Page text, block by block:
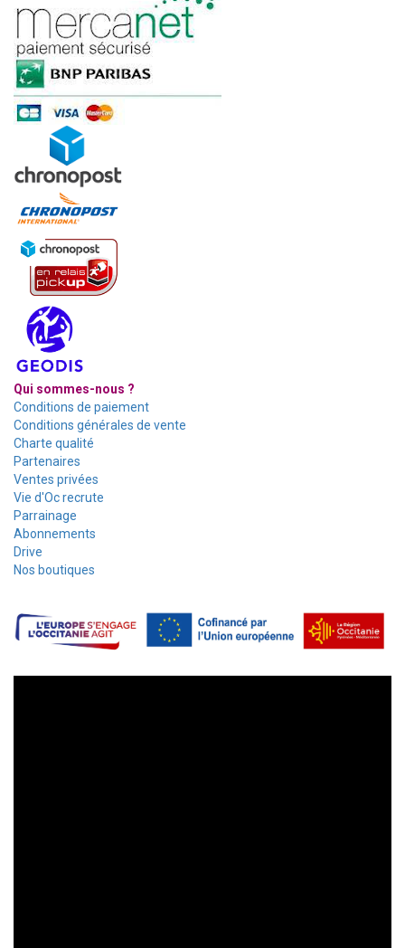
Qui sommes-nous ?
Conditions de paiement
Conditions générales de vente
Charte qualité
Partenaires
Ventes privées
Vie d'Oc recrute
Parrainage
Abonnements
Drive
Nos boutiques